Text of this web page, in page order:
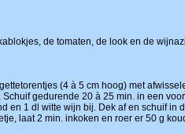
de tomaten, de look en de
(4 à 5 cm hoog) met
gedurende 20 à 25 min. in een
1 dl witte wijn bij. Dek af en schuif in
laat 2 min. inkoken en roer er 50 g